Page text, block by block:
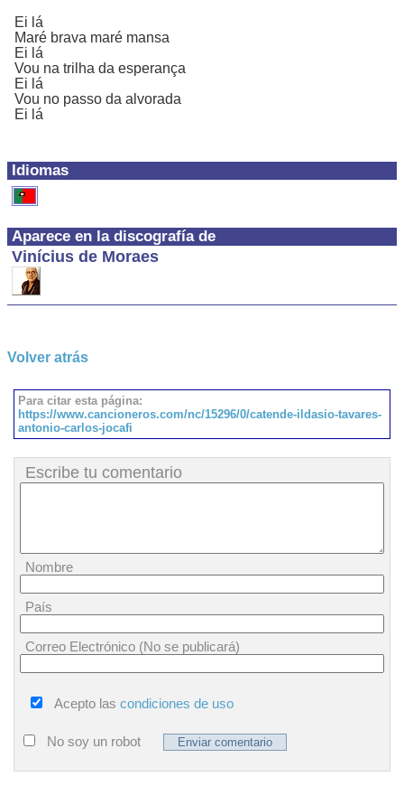
Idiomas
Aparece en la discografía de
Vinícius de Moraes
Ei lá
Maré brava maré mansa
Ei lá
Vou na trilha da esperança
Ei lá
Vou no passo da alvorada
Ei lá
Volver atrás
Para citar esta página:
https://www.cancioneros.com/nc/15296/0/catende-ildasio-tavares-
antonio-carlos-jocafi
Escribe tu comentario
Nombre
País
Correo Electrónico (No se publicará)
Acepto las condiciones de uso
No soy un robot